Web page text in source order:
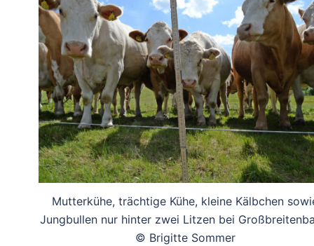
Mutterkühe, trächtige Kühe, kleine Kälbchen
Jungbullen nur hinter zwei Litzen bei
© Brigitte Sommer